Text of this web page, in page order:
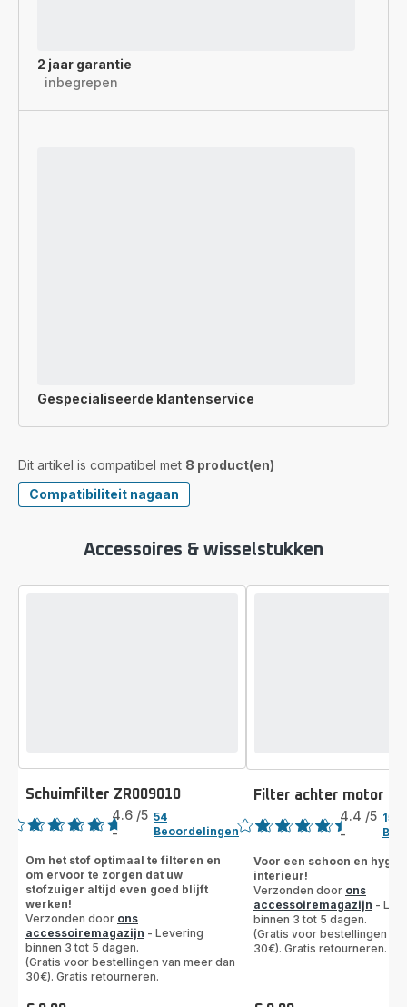
2 jaar garantie
inbegrepen
Gespecialiseerde klantenservice
Dit artikel is compatibel met 8 product(en)
Compatibiliteit nagaan
Accessoires & wisselstukken
Schuimfilter ZR009010
Beoordeling
4.6 /5
-
54
Beoordelingen
Om het stof optimaal te filteren en
om ervoor te zorgen dat uw
stofzuiger altijd even goed blijft
werken!
Verzonden door ons
accessoiremagazijn - Levering
binnen 3 tot 5 dagen.
(Gratis voor bestellingen van meer dan
30€). Gratis retourneren.
Filter achter motor
Beoordeling
4.4 /5
-
15
Voor een schoon en
interieur!
Verzonden door ons
accessoiremagazijn -
binnen 3 tot 5 dagen.
(Gratis voor bestellingen
30€). Gratis retourneren.